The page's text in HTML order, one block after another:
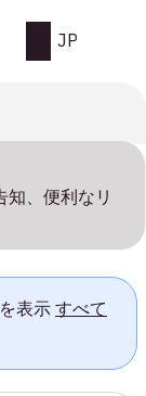
JP
、便利なリ
表示 すべて